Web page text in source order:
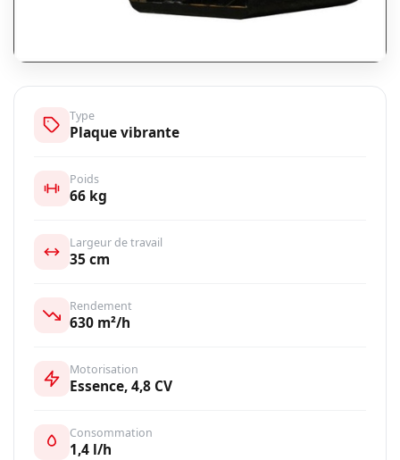
Type
Plaque vibrante
Poids
66 kg
Largeur de travail
35 cm
Rendement
630 m²/h
Motorisation
Essence, 4,8 CV
Consommation
1,4 l/h